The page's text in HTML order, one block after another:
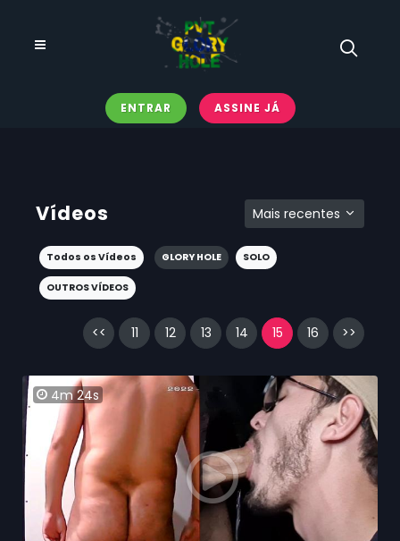
ENTRAR ASSINE JÁ
Vídeos Mais recentes
Todos os Vídeos GLORY HOLE SOLO
OUTROS VÍDEOS
<< 11 12 13 14 15 16 >>
4m 24s